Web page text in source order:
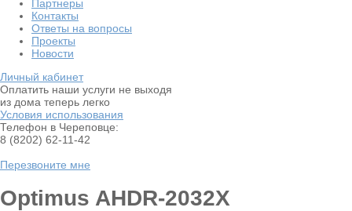
Партнеры
Контакты
Ответы на вопросы
Проекты
Новости
Личный кабинет
Оплатить наши услуги не выходя
из дома теперь легко
Условия использования
Телефон в Череповце:
8 (8202) 62-11-42
Перезвоните мне
Optimus AHDR-2032X